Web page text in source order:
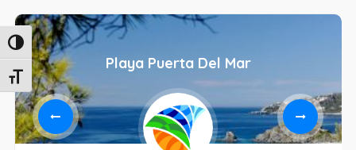
Alternar alto contraste
Alternar tamaño de letra
Playa Puerta Del Mar